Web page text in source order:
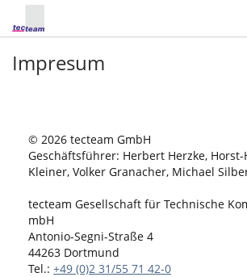
Impresum
© 2026 tecteam GmbH
Geschäftsführer: Herbert Herzke,
Kleiner, Volker Granacher, Michael
tecteam Gesellschaft für Technische
mbH
Antonio-Segni-Straße 4
44263 Dortmund
Tel.: +49 (0)2 31/55 71 42-0